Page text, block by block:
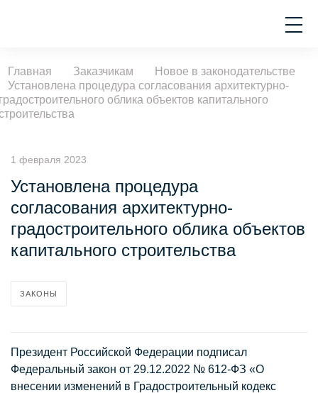
Главная Заказчикам
Новое в законодательстве
Установлена процедура согласования архитектурно-
облика объектов капитального
1 февраля 2023
Установлена процедура
согласования архитектурно-
градостроительного облика объектов
капитального строительства
ЗАКОНЫ
Президент Российской Федерации подписал
Федеральный закон от 29.12.2022 № 612-ФЗ «О
внесении изменений в Градостроительный кодекс